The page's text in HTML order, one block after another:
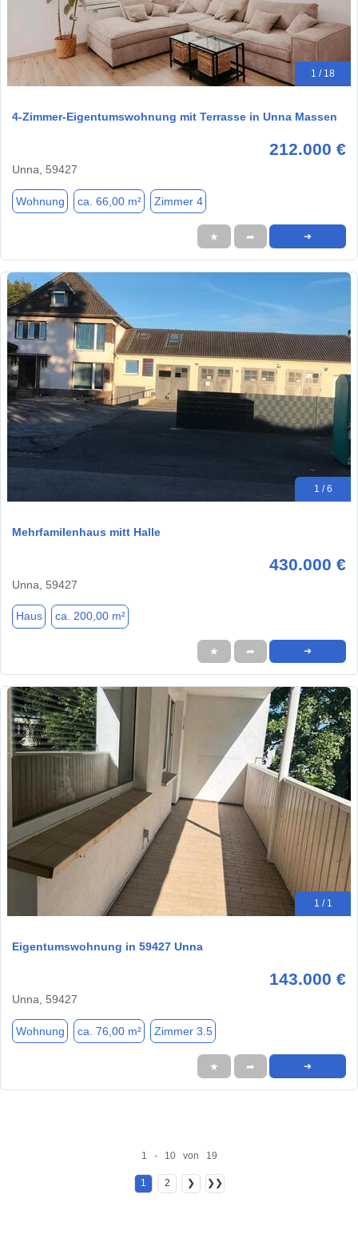
1 / 18
4-Zimmer-Eigentumswohnung mit Terrasse in Unna Massen
212.000 €
Unna, 59427
Wohnung ca. 66,00 m² Zimmer 4
★ ➦ ➜
1 / 6
Mehrfamilenhaus mitt Halle
430.000 €
Unna, 59427
Haus ca. 200,00 m²
★ ➦ ➜
1 / 1
Eigentumswohnung in 59427 Unna
143.000 €
Unna, 59427
Wohnung ca. 76,00 m² Zimmer 3.5
★ ➦ ➜
1 - 10 von 19
1 2 ❯ ❯❯